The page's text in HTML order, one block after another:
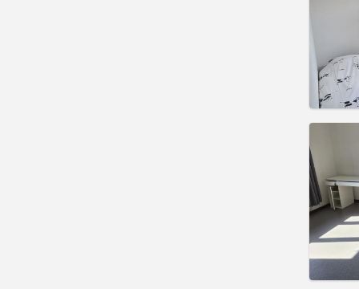
Loyer:
Loyer:
Durée: